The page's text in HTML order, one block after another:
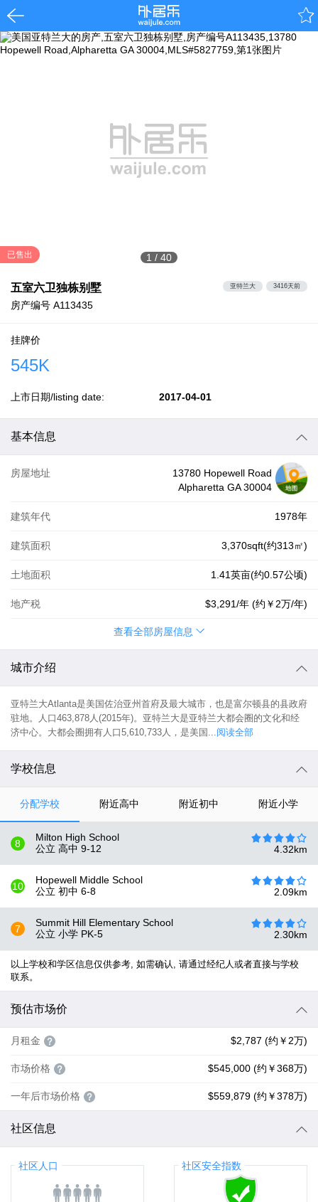
1 / 40
已售出
五室六卫独栋别墅
房产编号 A113435
亚特兰大 3416天前
挂牌价
545K
上市日期/listing date: 2017-04-01
基本信息
房屋地址
13780 Hopewell Road
Alpharetta GA 30004
建筑年代 1978年
建筑面积 3,370sqft(约313㎡)
土地面积 1.41英亩(约0.57公顷)
地产税 $3,291/年 (约 ￥2万/年)
查看全部房屋信息
城市介绍
亚特兰大Atlanta是美国佐治亚州首府及最大城市，也是富尔顿县的县政府
驻地。人口463,878人(2015年)。亚特兰大是亚特兰大都会圈的文化和经
济中心。大都会圈拥有人口5,610,733人，是美国...阅读全部
学校信息
分配学校 附近高中 附近初中 附近小学
8
Milton High School
公立 高中 9-12 4.32km
10
Hopewell Middle School
公立 初中 6-8 2.09km
7
Summit Hill Elementary School
公立 小学 PK-5 2.30km
以上学校和学区信息仅供参考, 如需确认, 请通过经纪人或者直接与学校
联系。
预估市场价
月租金 $2,787 (约￥2万)
市场价格 $545,000 (约￥368万)
一年后市场价格 $559,879 (约￥378万)
社区信息
社区人口 社区安全指数